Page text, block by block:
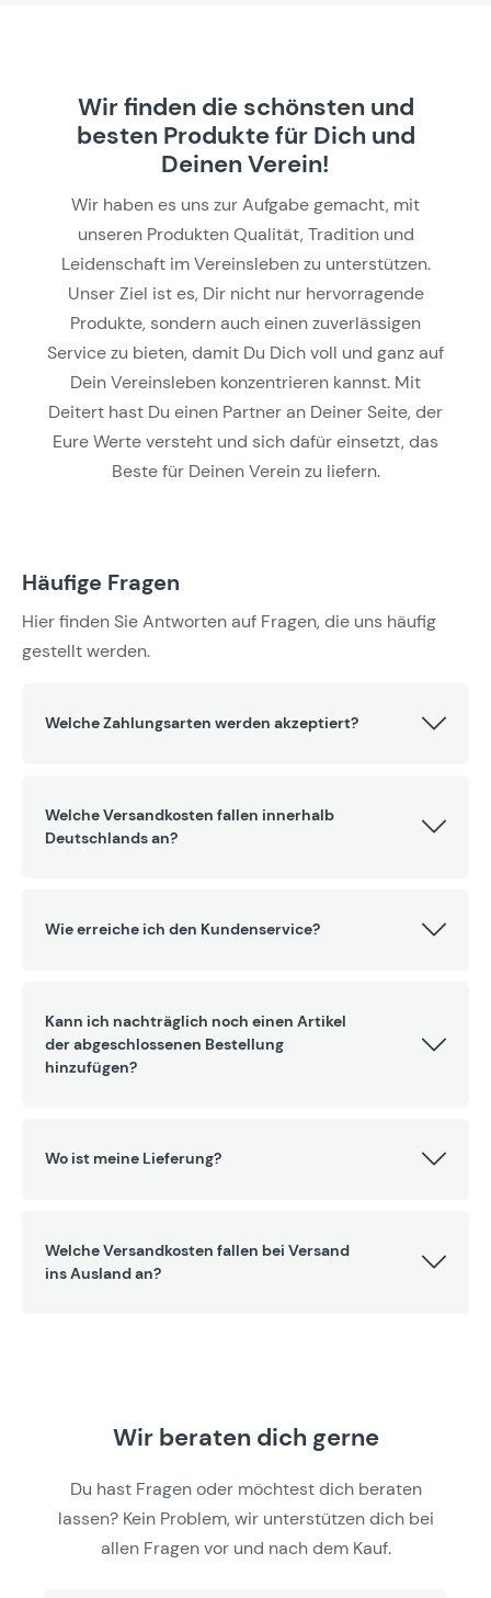
Wir finden die schönsten und
besten Produkte für Dich und
Deinen Verein!
Wir haben es uns zur Aufgabe gemacht, mit
unseren Produkten Qualität, Tradition und
Leidenschaft im Vereinsleben zu unterstützen.
Unser Ziel ist es, Dir nicht nur hervorragende
Produkte, sondern auch einen zuverlässigen
Service zu bieten, damit Du Dich voll und ganz auf
Dein Vereinsleben konzentrieren kannst. Mit
Deitert hast Du einen Partner an Deiner Seite, der
Eure Werte versteht und sich dafür einsetzt, das
Beste für Deinen Verein zu liefern.
Häufige Fragen
Hier finden Sie Antworten auf Fragen, die uns häufig
gestellt werden.
Welche Zahlungsarten werden akzeptiert?
Welche Versandkosten fallen innerhalb
Deutschlands an?
Wie erreiche ich den Kundenservice?
Kann ich nachträglich noch einen Artikel
der abgeschlossenen Bestellung
hinzufügen?
Wo ist meine Lieferung?
Welche Versandkosten fallen bei Versand
ins Ausland an?
Wir beraten dich gerne
Du hast Fragen oder möchtest dich beraten
lassen? Kein Problem, wir unterstützen dich bei
allen Fragen vor und nach dem Kauf.